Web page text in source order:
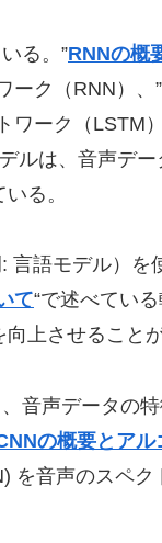
る。”RNNの概
ーク（RNN）、”
ワーク（LSTM
ルは、音声デ
る。
言語モデル）を
て“で述べてい
上させること
音声データの
の概要とアル
を音声のスペク